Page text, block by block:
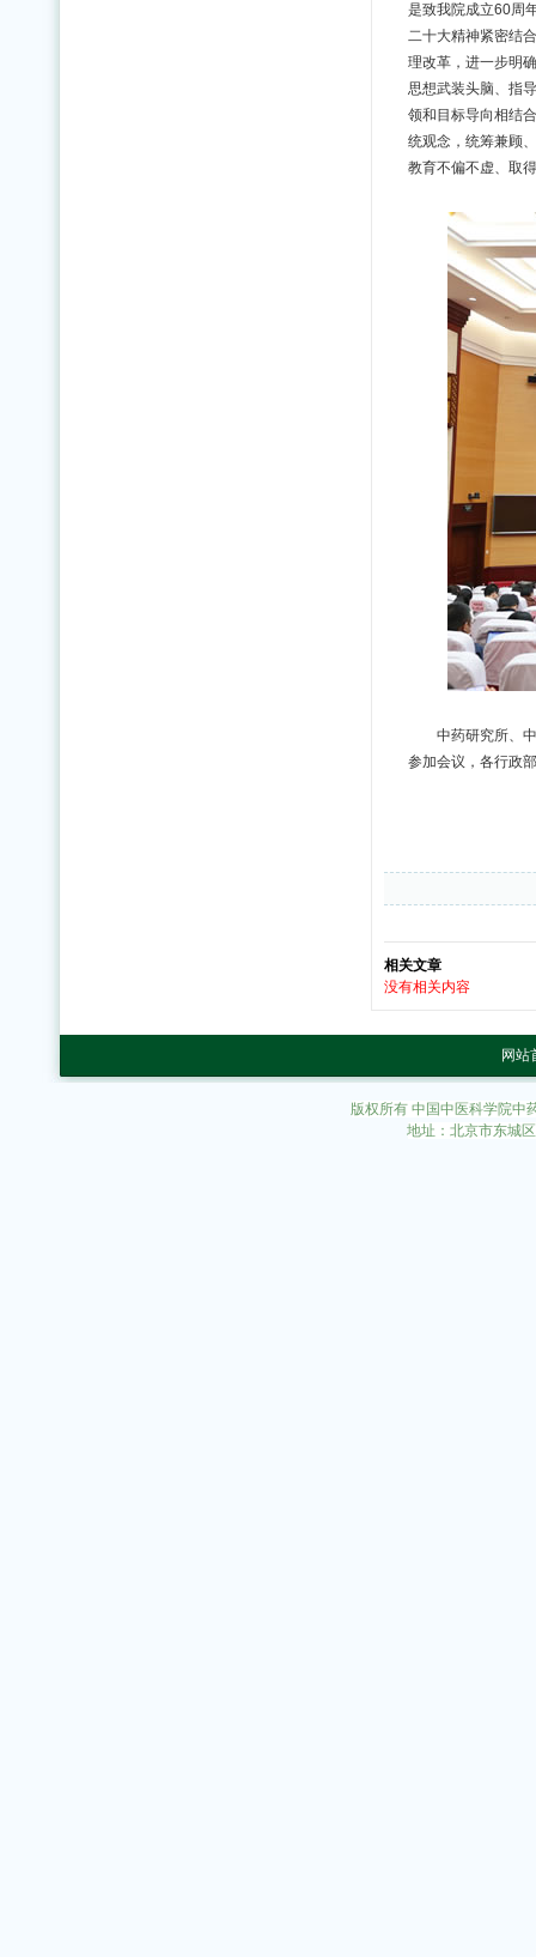
是致我院成立60周
二十大精神紧密结
理改革，进一步明
思想武装头脑、指
领和目标导向相结
统观念，统筹兼顾
教育不偏不虚、取
中药研究所、
参加会议，各行政
相关文章
没有相关内容
网站
版权所有 中国中医科学院中
地址：北京市东城